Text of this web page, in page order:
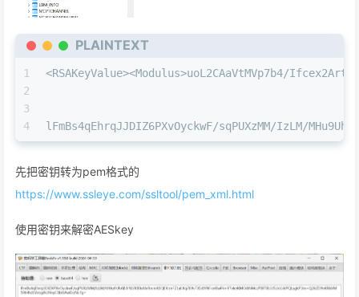
PLAINTEXT
1
2
3
4
<RSAKeyValue><Modulus>uoL2CAaVtMVp7b4/
lFmBs4qEhrqJJDIZ6PXvOyckwF/sqPUXzMM/IzLM/
先把密钥转为pem格式的
https://www.ssleye.com/ssltool/pem_xml.html
使用密钥来解密AESkey